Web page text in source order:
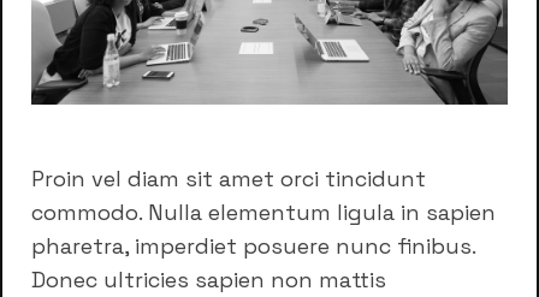
Proin vel diam sit amet orci tincidunt
commodo. Nulla elementum ligula in sapien
pharetra, imperdiet posuere nunc finibus.
Donec ultricies sapien non mattis